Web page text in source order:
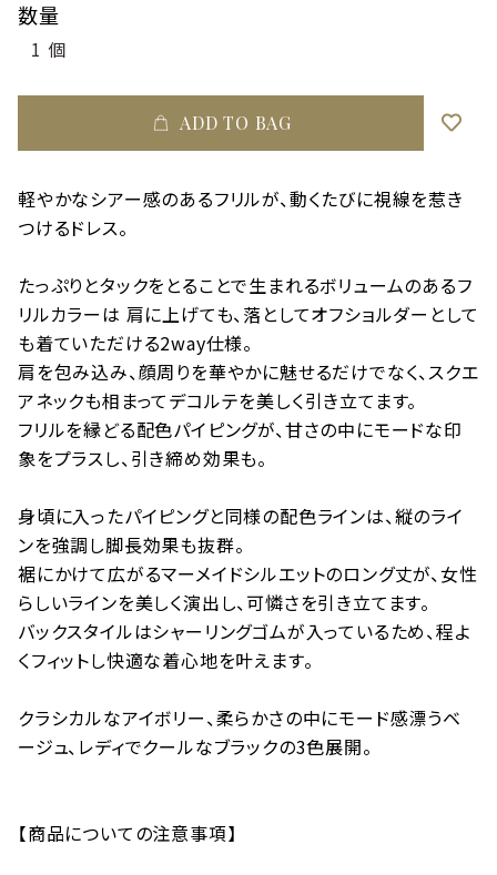
数量
ADD TO BAG
軽やかなシアー感のあるフリルが、動くたびに視線を惹き
つけるドレス。
たっぷりとタックをとることで生まれるボリュームのあるフ
リルカラーは 肩に上げても、落としてオフショルダーとして
も着ていただける2way仕様。
肩を包み込み、顔周りを華やかに魅せるだけでなく、スクエ
アネックも相まってデコルテを美しく引き立てます。
フリルを縁どる配色パイピングが、甘さの中にモードな印
象をプラスし、引き締め効果も。
身頃に入ったパイピングと同様の配色ラインは、縦のライ
ンを強調し脚長効果も抜群。
裾にかけて広がるマーメイドシルエットのロング丈が、女性
らしいラインを美しく演出し、可憐さを引き立てます。
バックスタイルはシャーリングゴムが入っているため、程よ
くフィットし快適な着心地を叶えます。
クラシカルなアイボリー、柔らかさの中にモード感漂うベ
ージュ、レディでクールなブラックの3色展開。
【商品についての注意事項】